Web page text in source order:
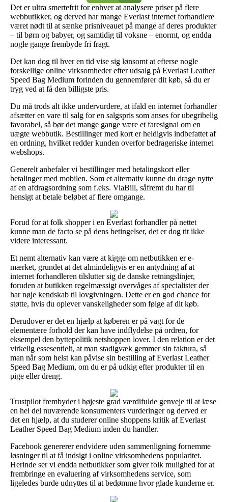
Det er ultra smertefrit for enhver at analysere priser på flere
webbutikker, og derved har mange Everlast internet forhandlere
været nødt til at sænke prisniveauet på mange af deres produkter
– til børn og babyer, og samtidig til voksne – enormt, og endda
nogle gange frembyde fri fragt.
Det kan dog til hver en tid vise sig lønsomt at efterse nogle
forskellige online virksomheder efter udsalg på Everlast Leather
Speed Bag Medium forinden du gennemfører dit køb, så du er
tryg ved at få den billigste pris.
Du må trods alt ikke undervurdere, at ifald en internet forhandler
afsætter en vare til salg for en salgspris som anses for ubegribelig
favorabel, så bør det mange gange være et faresignal om en
uægte webbutik. Bestillinger med kort er heldigvis indbefattet af
en ordning, hvilket redder kunden overfor bedrageriske internet
webshops.
Generelt anbefaler vi bestillinger med betalingskort eller
betalinger med mobilen. Som et alternativ kunne du drage nytte
af en afdragsordning som f.eks. ViaBill, såfremt du har til
hensigt at betale beløbet af flere omgange.
Forud for at folk shopper i en Everlast forhandler på nettet
kunne man de facto se på dens betingelser, det er dog tit ikke
videre interessant.
Et nemt alternativ kan være at kigge om netbutikken er e-
mærket, grundet at det almindeligvis er en antydning af at
internet forhandleren tilslutter sig de danske retningslinjer,
foruden at butikken regelmæssigt overvåges af specialister der
har nøje kendskab til lovgivningen. Dette er en god chance for
støtte, hvis du oplever vanskeligheder som følge af dit køb.
Derudover er det en hjælp at køberen er på vagt for de
elementære forhold der kan have indflydelse på ordren, for
eksempel den byttepolitik netshoppen lover. I den relation er det
virkelig essesentielt, at man stadigvæk gemmer sin faktura, så
man når som helst kan påvise sin bestilling af Everlast Leather
Speed Bag Medium, om du er på udkig efter produkter til en
pige eller dreng.
Trustpilot frembyder i højeste grad værdifulde genveje til at læse
en hel del nuværende konsumenters vurderinger og derved er
det en hjælp, at du studerer online shoppens kritik af Everlast
Leather Speed Bag Medium inden du handler.
Facebook genererer endvidere uden sammenligning fornemme
løsninger til at få indsigt i online virksomhedens popularitet.
Herinde ser vi endda netbutikker som giver folk mulighed for at
frembringe en evaluering af virksomhedens service, som
ligeledes burde udnyttes til at bedømme hvor glade kunderne er.